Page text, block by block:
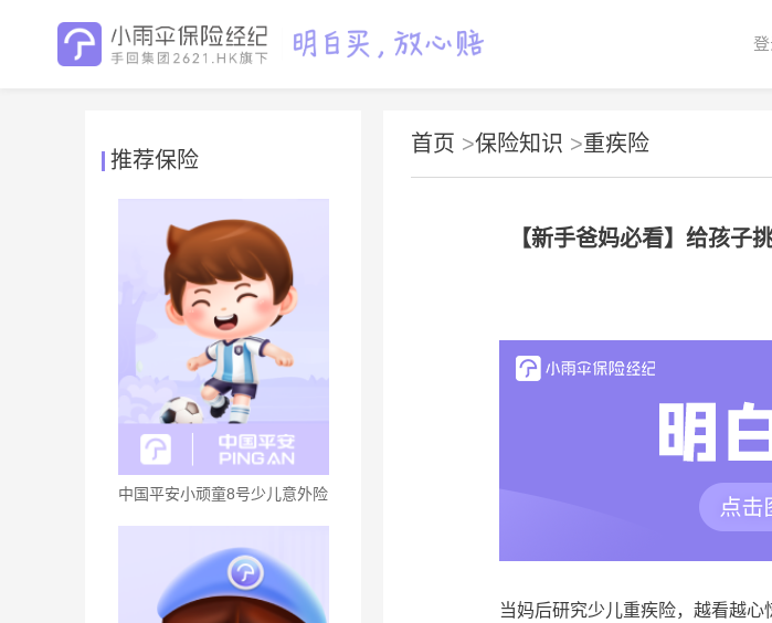
推荐保险
中国平安小顽童8号少儿意外险
首页 >保险知识 >重疾险
【新手爸妈必看】给孩子
当妈后研究少儿重疾险，越看越心